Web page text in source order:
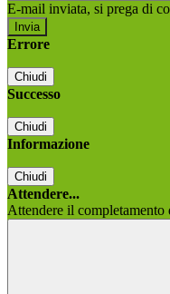
E-mail inviata, si prega di
Errore
Chiudi
Successo
Chiudi
Informazione
Chiudi
Attendere...
Attendere il completamento